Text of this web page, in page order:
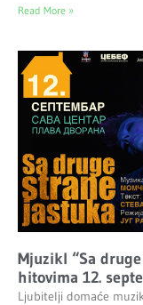
Read More »
Mjuzikl “Sa
hitovima 12.
Ljubitelji domaće